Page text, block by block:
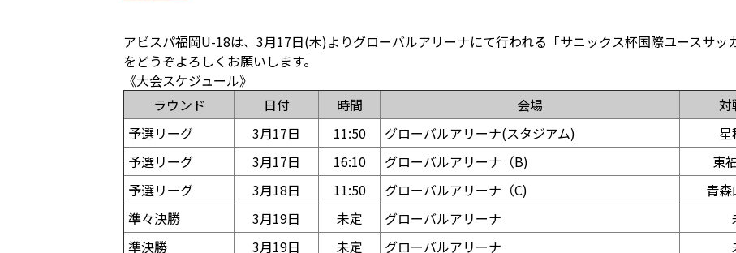
アビスパ福岡U-18は、3月17日(木)よりグローバルアリーナにて行われる「サニックス杯国際ユースサッ
をどうぞよろしくお願いします。
《大会スケジュール》
ラウンド
日付 時間 会場 対
予選リーグ
3月17日 11:50 グローバルアリーナ(スタジアム)
星
予選リーグ
3月17日 16:10 グローバルアリーナ（B)
東
予選リーグ
3月18日 11:50 グローバルアリーナ（C)
青森
準々決勝
3月19日 未定 グローバルアリーナ
準決勝
3月19日 未定 グローバルアリーナ